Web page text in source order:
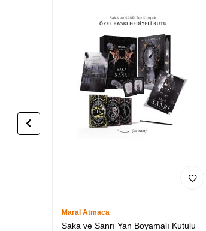
Maral Atmaca
Saka ve Sanrı Yan Boyamalı Kutulu